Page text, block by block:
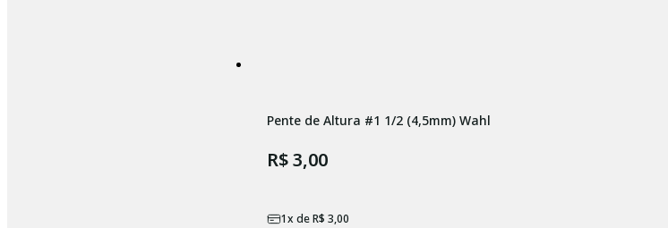
Pente de Altura #1 1/2 (4,5mm) Wahl
R$ 3,00
1x deR$ 3,00